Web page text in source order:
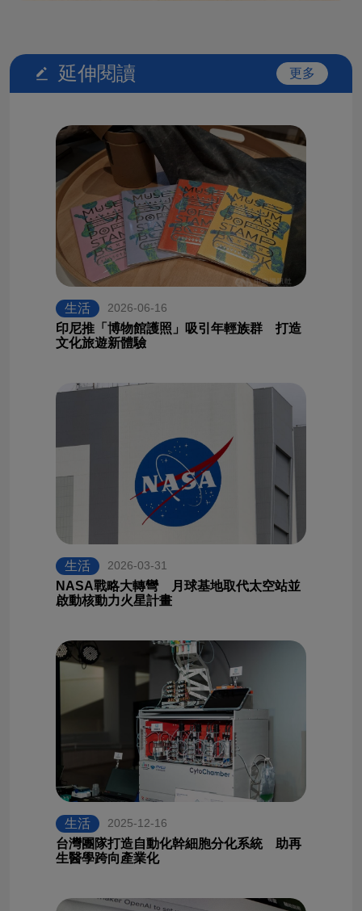
延伸閱讀 更多
生活 2026-06-16
印尼推「博物館護照」吸引年輕族群 打造
文化旅遊新體驗
生活 2026-03-31
NASA戰略大轉彎 月球基地取代太空站並
啟動核動力火星計畫
生活 2025-12-16
台灣團隊打造自動化幹細胞分化系統 助再
生醫學跨向產業化